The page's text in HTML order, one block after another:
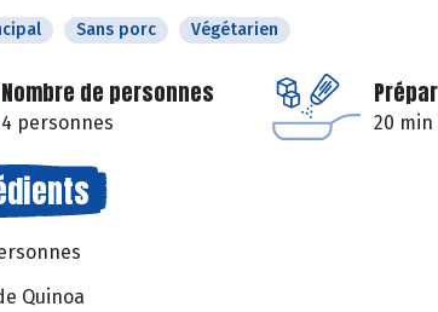
Sans porc Végétarien
Nombre de personnes
4 personnes 20 min
Quinoa